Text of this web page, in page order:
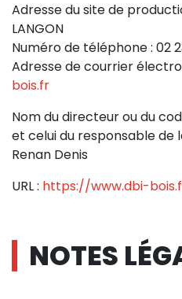
Adresse du site de
LANGON
Numéro de téléphone : 02
Adresse de courrier
bois.fr
Nom du directeur ou du
et celui du responsable de
Renan Denis
URL : https://www.dbi-
NOTES